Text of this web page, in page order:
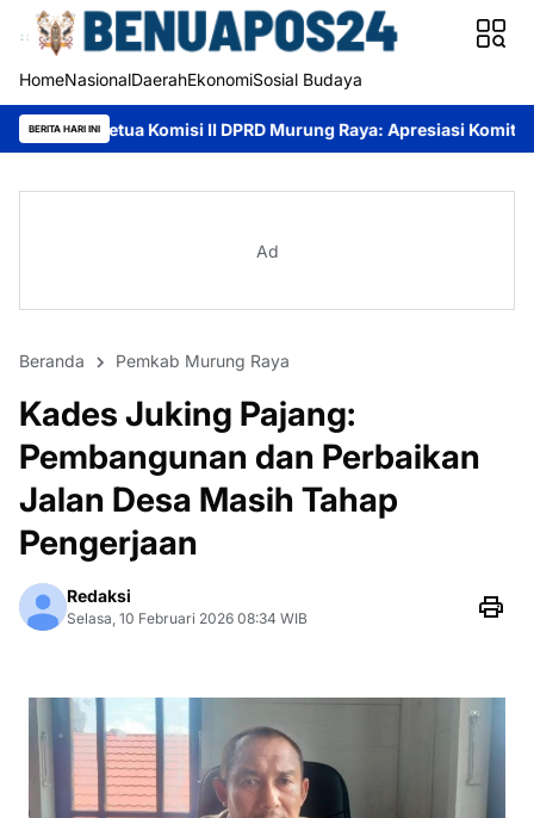
HomeNasionalDaerahEkonomiSosial Budaya
BERITA HARI INI
Komisi II DPRD Murung Raya: Apresiasi Komitmen PT AlamTri,
Ad
Beranda Pemkab Murung Raya
Kades Juking Pajang:
Pembangunan dan Perbaikan
Jalan Desa Masih Tahap
Pengerjaan
Redaksi
Selasa, 10 Februari 2026 08:34 WIB